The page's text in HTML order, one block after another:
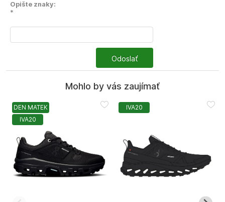
Opište znaky:
*
Odoslať
Mohlo by vás zaujímať
DEN MATEK
IVA20
IVA20